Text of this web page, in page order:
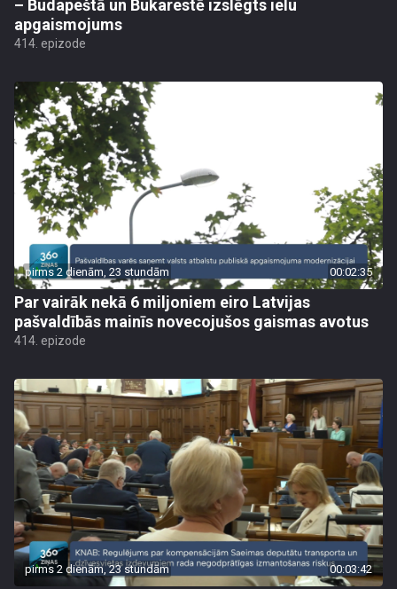
– Budapeštā un Bukarestē izslēgts ielu
apgaismojums
414. epizode
pirms 2 dienām, 23 stundām 00:02:35
Par vairāk nekā 6 miljoniem eiro Latvijas
pašvaldībās mainīs novecojušos gaismas avotus
414. epizode
pirms 2 dienām, 23 stundām 00:03:42